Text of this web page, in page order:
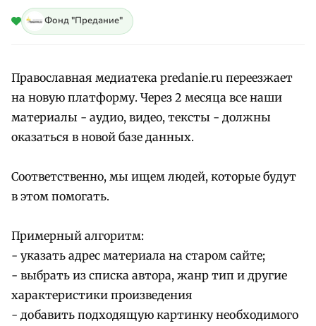
Фонд "Предание"
Православная медиатека predanie.ru переезжает
на новую платформу. Через 2 месяца все наши
материалы - аудио, видео, тексты - должны
оказаться в новой базе данных.
Соответственно, мы ищем людей, которые будут
в этом помогать.
Примерный алгоритм:
- указать адрес материала на старом сайте;
- выбрать из списка автора, жанр тип и другие
характеристики произведения
- добавить подходящую картинку необходимого